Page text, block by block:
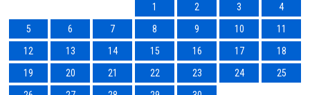
1
2 3
4
5
6 7 8 9 10
11
12
13 14 15 16 17
18
19
20 21 22 23 24
25